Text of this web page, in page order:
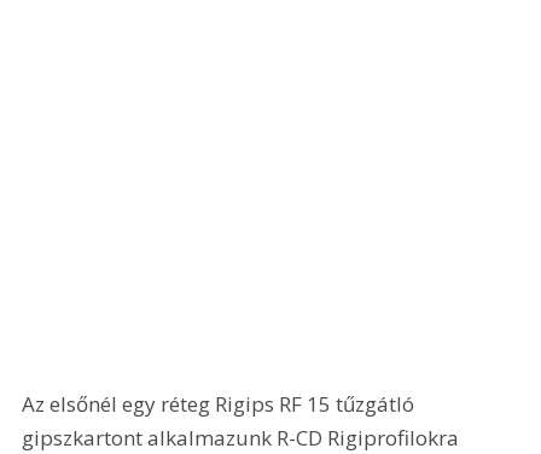
Az elsőnél egy réteg Rigips RF 15 tűzgátló
gipszkartont alkalmazunk R-CD Rigiprofilokra